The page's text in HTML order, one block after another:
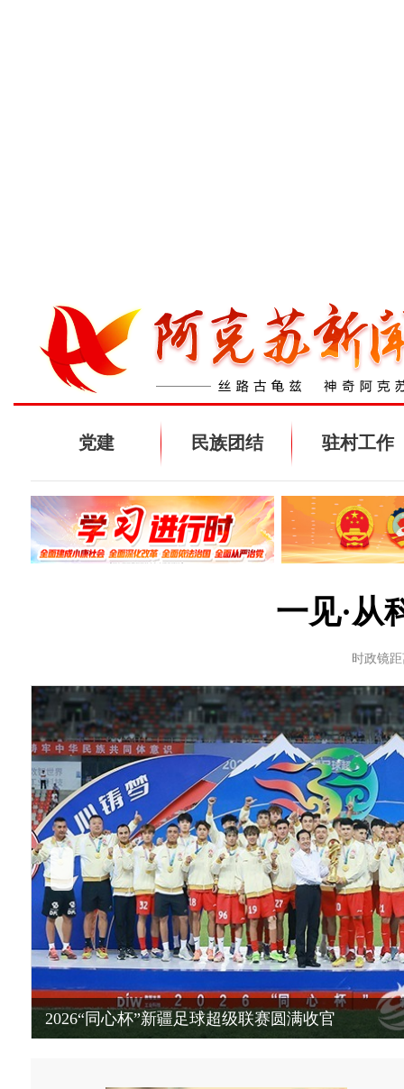
党建 民族团结 驻村工作
一见·从
时政镜
2026“同心杯”新疆足球超级联赛圆满收官